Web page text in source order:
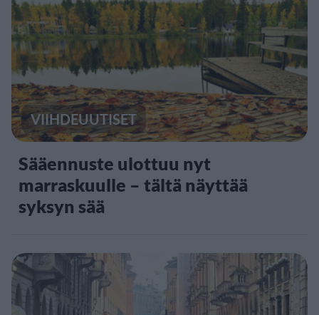
VIIHDEUUTISET
Sääennuste ulottuu nyt
marraskuulle – tältä näyttää
syksyn sää